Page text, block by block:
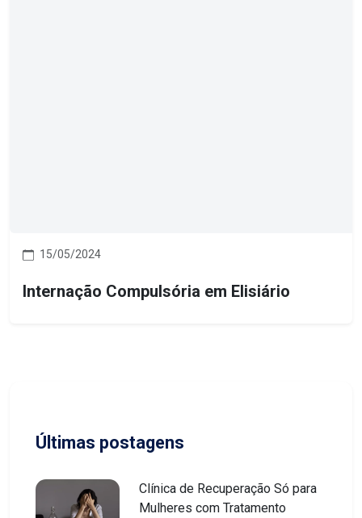
15/05/2024
Internação Compulsória em Elisiário
Últimas postagens
Clínica de Recuperação Só para
Mulheres com Tratamento